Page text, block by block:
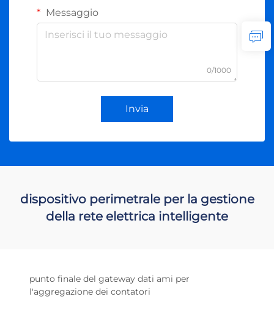
Messaggio
0/1000
Invia
dispositivo perimetrale per la gestione
della rete elettrica intelligente
punto finale del gateway dati ami per
l'aggregazione dei contatori